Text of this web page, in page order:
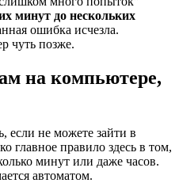
минут до нескольких
ошибка исчезла.
чуть позже.
на компьютере,
если не можете зайти в
главное правило здесь в том,
минут или даже часов.
автоматом.